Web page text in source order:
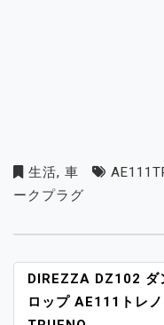
生活, 車
ークプラグ
投
稿
DIREZZA DZ102 ダ
ロップ AE111トレノ